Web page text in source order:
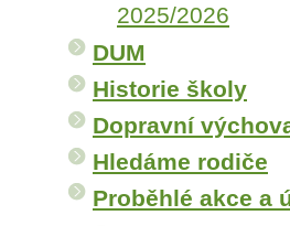
2025/2026
DUM
Historie školy
Dopravní
Hledáme rodiče
Proběhlé akce a